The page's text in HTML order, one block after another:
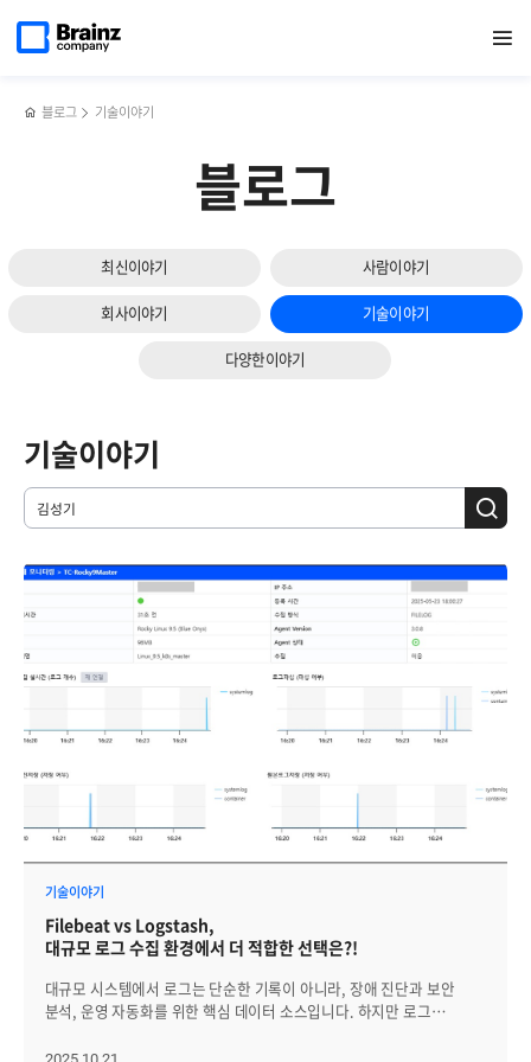
열기
페이지로
블로그 기술이야기
블로그
최신이야기 사람이야기
회사이야기 기술이야기
다양한이야기
기술이야기
기술이야기
Filebeat vs Logstash,
대규모 로그 수집 환경에서 더 적합한 선택은?!
대규모 시스템에서 로그는 단순한 기록이 아니라, 장애 진단과 보안
분석, 운영 자동화를 위한 핵심 데이터 소스입니다. 하지만 로그
JVM 오버헤드와 자원 점유 문제로 병목이 발생하기 쉽습니다. 이런